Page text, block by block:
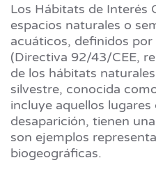
Los Hábitats de Interés
espacios naturales o
acuáticos, definidos por
(Directiva 92/43/CEE,
de los hábitats
silvestre, conocida
incluye aquellos
desaparición, tienen
son ejemplos
biogeográficas.